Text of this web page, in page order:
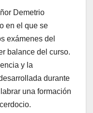
Demetrio
en el que se
exámenes del
balance del curso.
y la
durante
una formación